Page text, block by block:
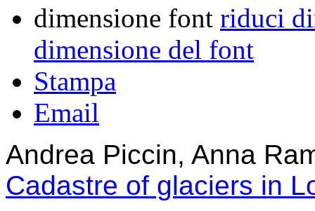
dimensione font riduci
dimensione del font
Stampa
Email
Andrea Piccin, Anna
Cadastre of glaciers in